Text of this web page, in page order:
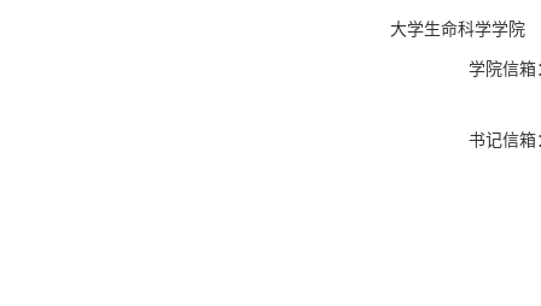
大学生命科学学院
学院信箱
书记信箱